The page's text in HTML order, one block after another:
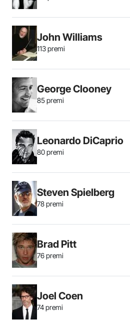
John Williams
113 premi
George Clooney
85 premi
Leonardo DiCaprio
80 premi
Steven Spielberg
78 premi
Brad Pitt
76 premi
Joel Coen
74 premi